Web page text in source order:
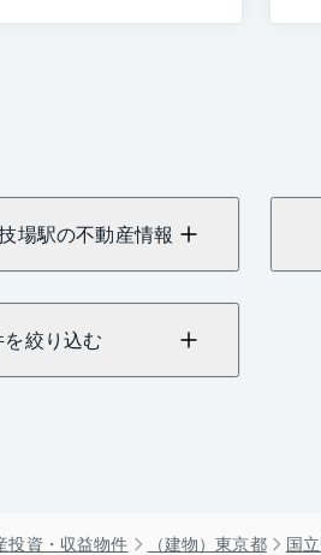
場駅の不動産情報
を絞り込む
投資・収益物件 （建物）東京都 国